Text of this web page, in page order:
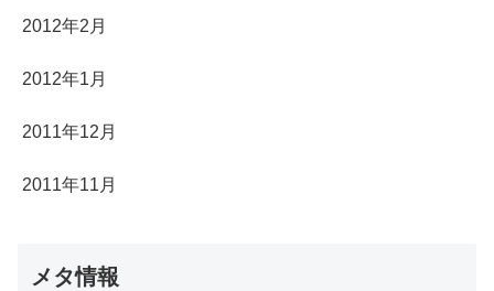
2012年2月
2012年1月
2011年12月
2011年11月
メタ情報